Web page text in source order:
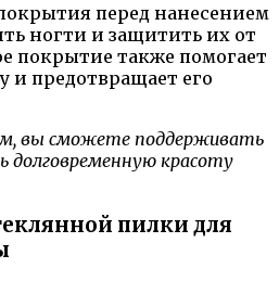
перед нанесением
ногти и защитить их от
покрытие также помогает
и предотвращает его
вы сможете поддерживать
долговременную красоту
пилки для